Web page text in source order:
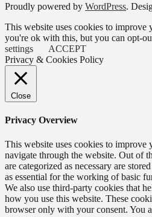
Proudly powered by WordPress.
This website uses cookies to improve
you're ok with this, but you can opt-
settings
ACCEPT
Privacy & Cookies Policy
Close
Privacy Overview
This website uses cookies to improve
navigate through the website. Out of
are categorized as necessary are
as essential for the working of basic
We also use third-party cookies that
how you use this website. These
browser only with your consent. You